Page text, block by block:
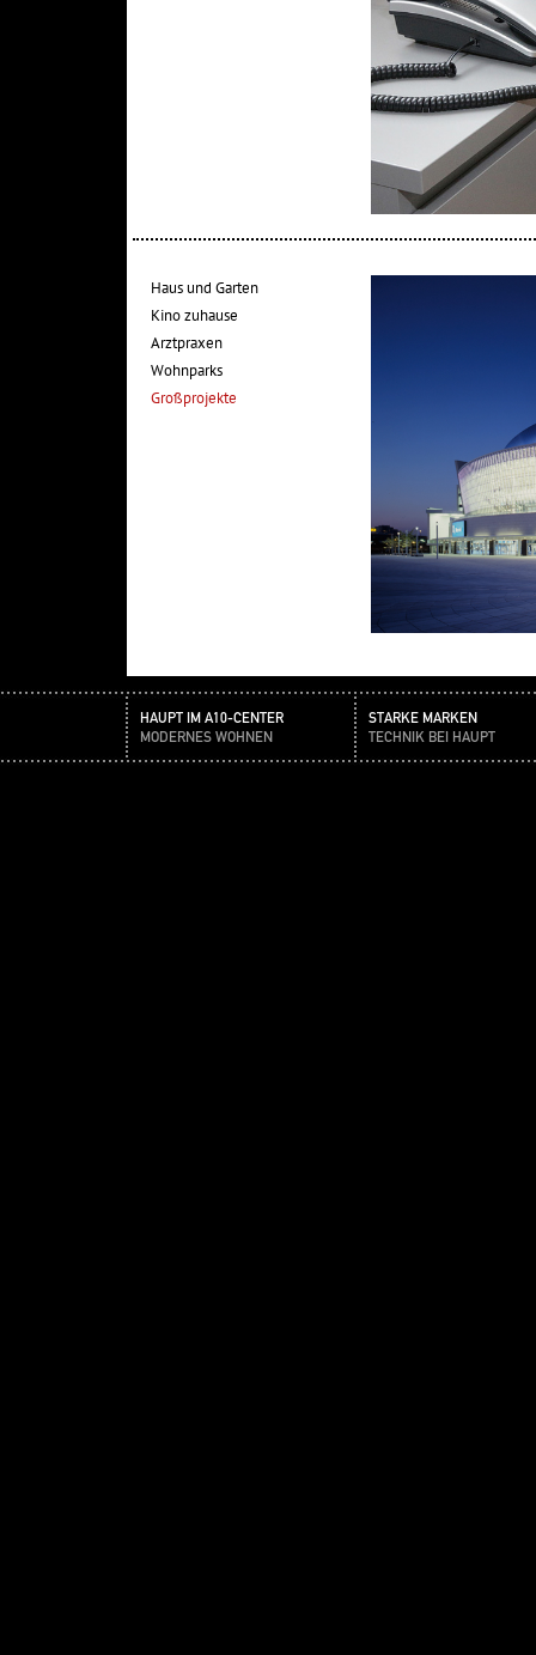
Haus und Garten
Kino zuhause
Arztpraxen
Wohnparks
Großprojekte
HAUPT IM A10-CENTER
MODERNES WOHNEN
STARKE MARKEN
TECHNIK BEI HAUPT